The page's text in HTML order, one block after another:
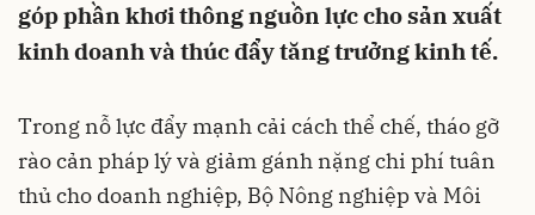
góp phần khơi thông nguồn lực cho sản xuất
kinh doanh và thúc đẩy tăng trưởng kinh tế.
Trong nỗ lực đẩy mạnh cải cách thể chế, tháo gỡ
rào cản pháp lý và giảm gánh nặng chi phí tuân
thủ cho doanh nghiệp, Bộ Nông nghiệp và Môi